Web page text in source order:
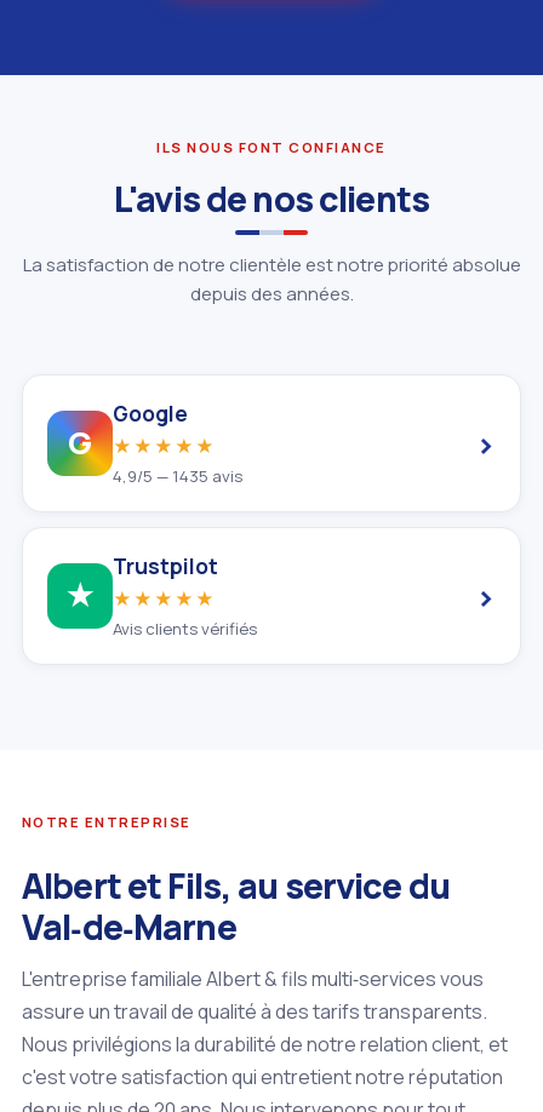
ILS NOUS FONT CONFIANCE
L'avis de nos clients
La satisfaction de notre clientèle est notre priorité absolue
depuis des années.
G
Google
★★★★★
4,9/5 — 1435 avis
›
★
Trustpilot
★★★★★
Avis clients vérifiés
›
NOTRE ENTREPRISE
Albert et Fils, au service du
Val‑de‑Marne
L'entreprise familiale Albert & fils multi‑services vous
assure un travail de qualité à des tarifs transparents.
Nous privilégions la durabilité de notre relation client, et
c'est votre satisfaction qui entretient notre réputation